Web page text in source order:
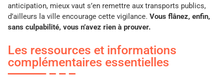
anticipation, mieux vaut s’en remettre aux transports publics,
d’ailleurs la ville encourage cette vigilance. Vous flânez, enfin,
sans culpabilité, vous n’avez rien à prouver.
Les ressources et informations
complémentaires essentielles